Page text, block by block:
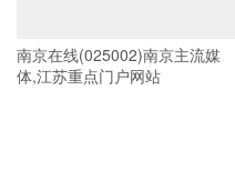
南京在线(025002)南京主流媒
体,江苏重点门户网站